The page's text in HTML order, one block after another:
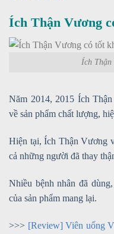
Ích Thận Vương
Ích Thận
Năm 2014, 2015 Ích
về sản phẩm chất lượng,
Hiện tại, Ích Thận Vương
cả những người đã thay
Nhiều bệnh nhân đã
của sản phẩm mang lại.
>>> [Review] Viên uống